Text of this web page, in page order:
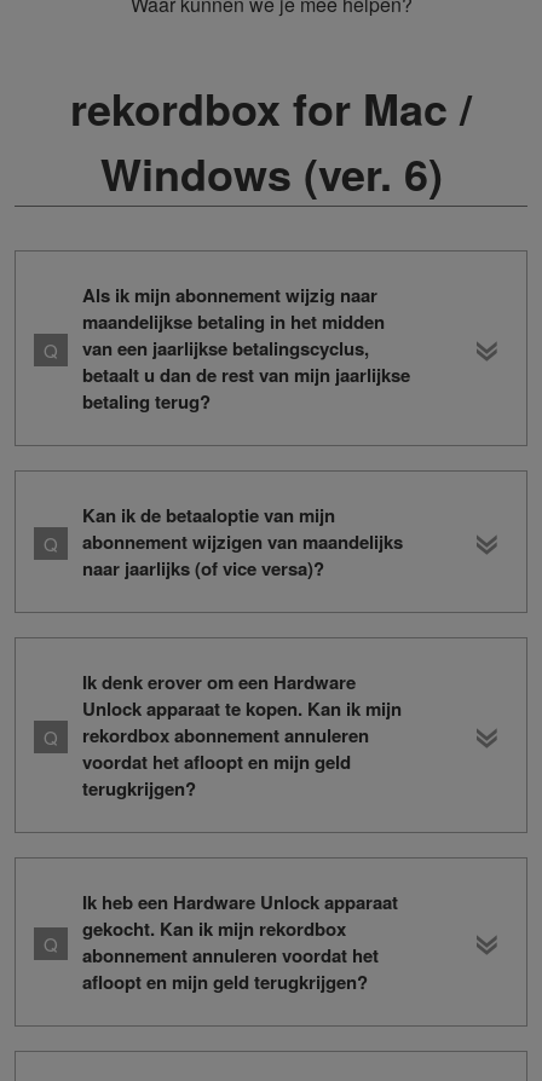
rekordbox for Mac /
Windows (ver. 6)
Als ik mijn abonnement wijzig naar
maandelijkse betaling in het midden
van een jaarlijkse betalingscyclus,
betaalt u dan de rest van mijn jaarlijkse
betaling terug?
Kan ik de betaaloptie van mijn
abonnement wijzigen van maandelijks
naar jaarlijks (of vice versa)?
Ik denk erover om een Hardware
Unlock apparaat te kopen. Kan ik mijn
rekordbox abonnement annuleren
voordat het afloopt en mijn geld
terugkrijgen?
Ik heb een Hardware Unlock apparaat
gekocht. Kan ik mijn rekordbox
abonnement annuleren voordat het
afloopt en mijn geld terugkrijgen?